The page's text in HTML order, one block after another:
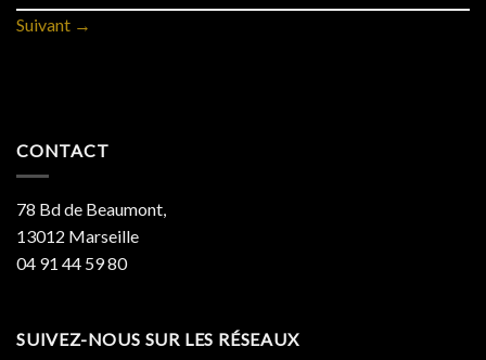
Suivant →
CONTACT
78 Bd de Beaumont,
13012 Marseille
04 91 44 59 80
SUIVEZ-NOUS SUR LES RÉSEAUX